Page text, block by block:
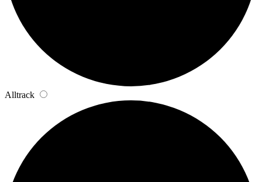
Alltrack